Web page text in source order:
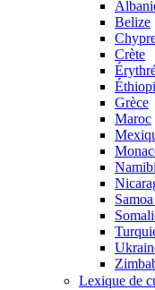
Belize
Crète
Grèce
Maroc
Lexique de